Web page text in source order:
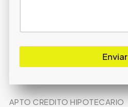
Enviar
APTO CREDITO HIPOTECARIO